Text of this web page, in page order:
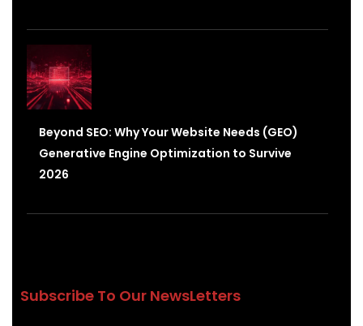
Beyond SEO: Why Your Website Needs (GEO)
Generative Engine Optimization to Survive
2026
Subscribe To Our NewsLetters